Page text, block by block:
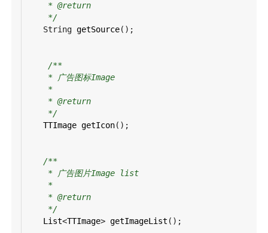
* @return
*/
String getSource();
/**
* 广告图标Image
*
* @return
*/
TTImage getIcon();
/**
* 广告图片Image list
*
* @return
*/
List<TTImage> getImageList ();